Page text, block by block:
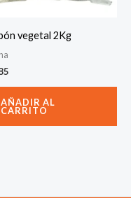
vegetal 2Kg
AÑADIR AL
CARRITO